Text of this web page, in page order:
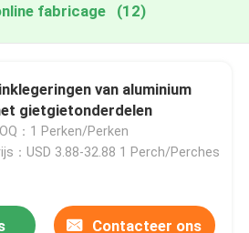
fabricage (12)
van aluminium
gietgietonderdelen
：1 Perken/Perken
：USD 3.88-32.88 1 Perch/Perches
Contacteer ons